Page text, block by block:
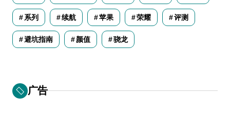
系列 续航 苹果 荣耀 评测
避坑指南 颜值 骁龙
广告